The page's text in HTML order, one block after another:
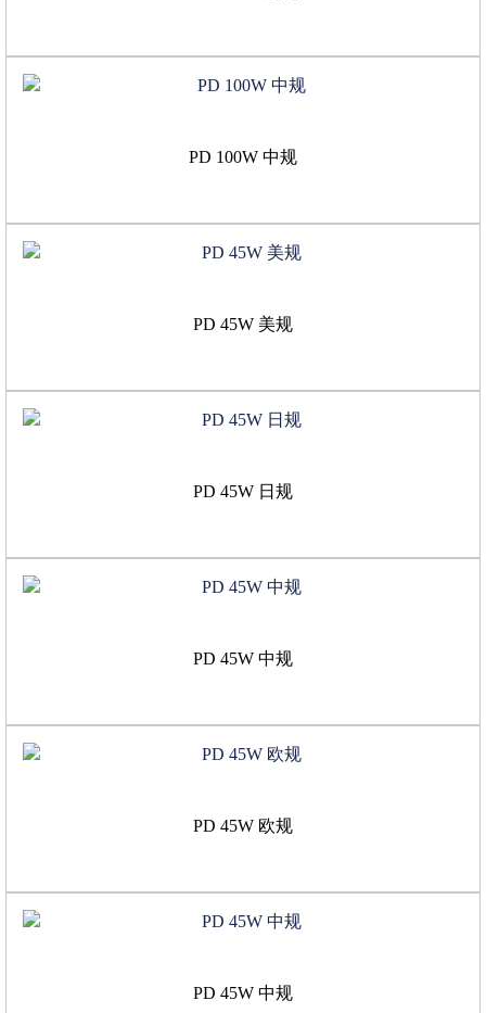
PD 100W 中规
PD 45W 美规
PD 45W 日规
PD 45W 中规
PD 45W 欧规
PD 45W 中规